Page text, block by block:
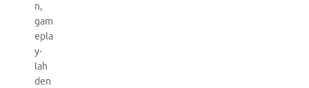
n,
gam
epla
y-
lah
den